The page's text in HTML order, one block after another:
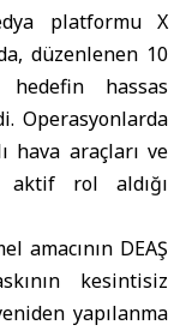
platformu X
düzenlenen 10
hedefin hassas
Operasyonlarda
hava araçları ve
aktif rol aldığı
amacının DEAŞ
kesintisiz
yapılanma